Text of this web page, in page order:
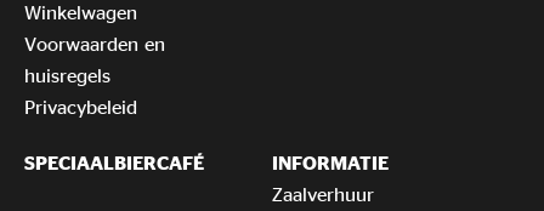
Winkelwagen
Voorwaarden en
huisregels
Privacybeleid
SPECIAALBIERCAFÉ
INFORMATIE
Zaalverhuur